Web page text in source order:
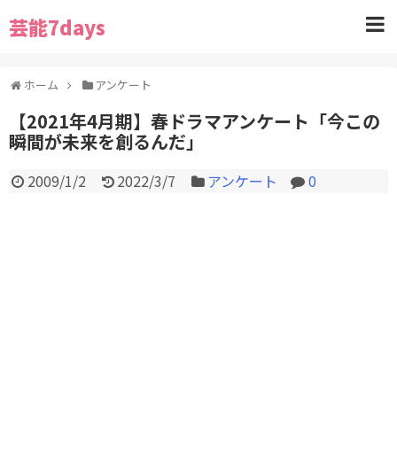
芸能7days
ホーム アンケート
【2021年4月期】春ドラマアンケート「今この
瞬間が未来を創るんだ」
2009/1/2 2022/3/7 アンケート 0